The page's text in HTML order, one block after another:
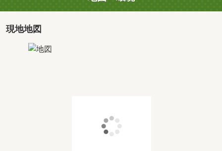
価格 価格未定
現地地図